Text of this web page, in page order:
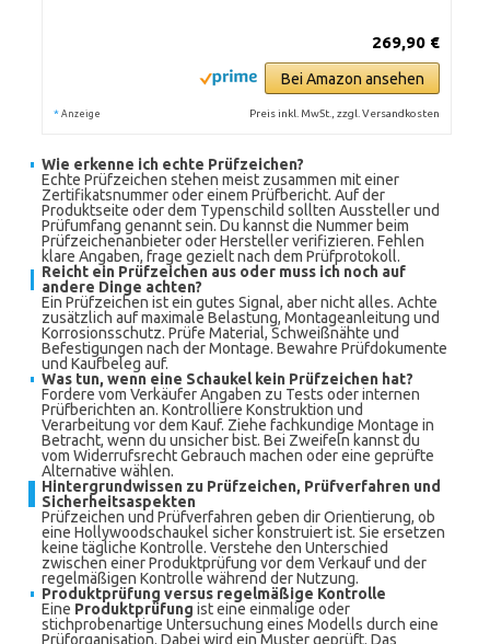
269,90 €
Bei Amazon ansehen
* Anzeige Preis inkl. MwSt., zzgl. Versandkosten
Wie erkenne ich echte Prüfzeichen?
Echte Prüfzeichen stehen meist zusammen mit einer
Zertifikatsnummer oder einem Prüfbericht. Auf der
Produktseite oder dem Typenschild sollten Aussteller und
Prüfumfang genannt sein. Du kannst die Nummer beim
Prüfzeichenanbieter oder Hersteller verifizieren. Fehlen
klare Angaben, frage gezielt nach dem Prüfprotokoll.
Reicht ein Prüfzeichen aus oder muss ich noch auf
andere Dinge achten?
Ein Prüfzeichen ist ein gutes Signal, aber nicht alles. Achte
zusätzlich auf maximale Belastung, Montageanleitung und
Korrosionsschutz. Prüfe Material, Schweißnähte und
Befestigungen nach der Montage. Bewahre Prüfdokumente
und Kaufbeleg auf.
Was tun, wenn eine Schaukel kein Prüfzeichen hat?
Fordere vom Verkäufer Angaben zu Tests oder internen
Prüfberichten an. Kontrolliere Konstruktion und
Verarbeitung vor dem Kauf. Ziehe fachkundige Montage in
Betracht, wenn du unsicher bist. Bei Zweifeln kannst du
vom Widerrufsrecht Gebrauch machen oder eine geprüfte
Alternative wählen.
Hintergrundwissen zu Prüfzeichen, Prüfverfahren und
Sicherheitsaspekten
Prüfzeichen und Prüfverfahren geben dir Orientierung, ob
eine Hollywoodschaukel sicher konstruiert ist. Sie ersetzen
keine tägliche Kontrolle. Verstehe den Unterschied
zwischen einer Produktprüfung vor dem Verkauf und der
regelmäßigen Kontrolle während der Nutzung.
Produktprüfung versus regelmäßige Kontrolle
Eine Produktprüfung ist eine einmalige oder
stichprobenartige Untersuchung eines Modells durch eine
Prüforganisation. Dabei wird ein Muster geprüft. Das